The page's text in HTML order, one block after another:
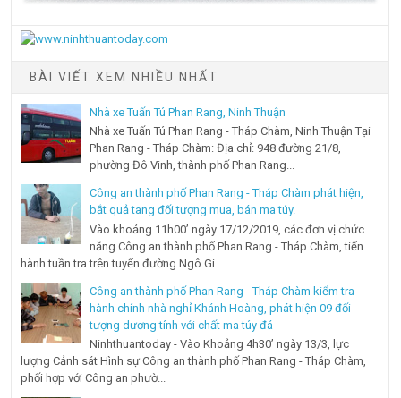
BÀI VIẾT XEM NHIỀU NHẤT
Nhà xe Tuấn Tú Phan Rang, Ninh Thuận
Nhà xe Tuấn Tú Phan Rang - Tháp Chàm, Ninh Thuận Tại
Phan Rang - Tháp Chàm: Địa chỉ: 948 đường 21/8,
phường Đô Vinh, thành phố Phan Rang...
Công an thành phố Phan Rang - Tháp Chàm phát hiện,
bắt quả tang đối tượng mua, bán ma túy.
Vào khoảng 11h00’ ngày 17/12/2019, các đơn vị chức
năng Công an thành phố Phan Rang - Tháp Chàm, tiến
hành tuần tra trên tuyến đường Ngô Gi...
Công an thành phố Phan Rang - Tháp Chàm kiểm tra
hành chính nhà nghỉ Khánh Hoàng, phát hiện 09 đối
tượng dương tính với chất ma túy đá
Ninhthuantoday - Vào Khoảng 4h30’ ngày 13/3, lực
lượng Cảnh sát Hình sự Công an thành phố Phan Rang - Tháp Chàm,
phối hợp với Công an phườ...